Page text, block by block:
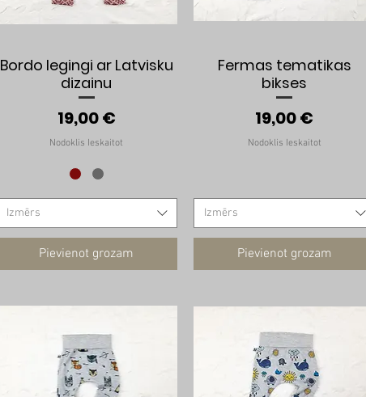
Ātrais skats
Bordo legingi ar Latvisku
dizainu
Cena
19,00 €
Nodoklis Ieskaitot
Izmērs
Pievienot grozam
Ātrais skats
Fermas tematikas
bikses
Cena
19,00 €
Nodoklis Ieskaitot
Izmērs
Pievienot grozam